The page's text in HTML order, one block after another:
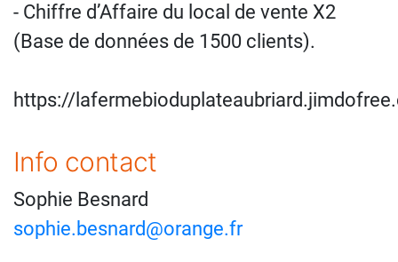
- Chiffre d’Affaire du local de vente X2
(Base de données de 1500 clients).
https://
Info contact
Sophie Besnard
sophie.besnard@orange.fr